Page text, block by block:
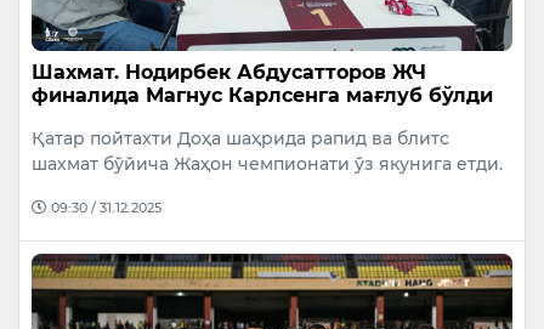
Шахмат. Нодирбек Абдусатторов ЖЧ
финалида Магнус Карлсенга мағлуб бўлди
Қатар пойтахти Доҳа шаҳрида рапид ва блитс
шахмат бўйича Жаҳон чемпионати ўз якунига етди.
09:30 / 31.12.2025